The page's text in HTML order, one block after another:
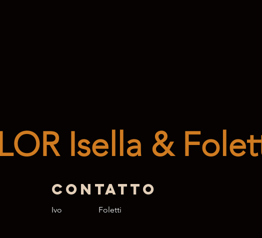
Isella &
Contatto
Ivo Foletti